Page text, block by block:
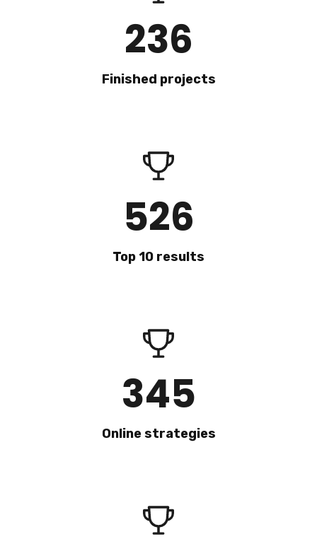
236
Finished projects
526
Top 10 results
345
Online strategies